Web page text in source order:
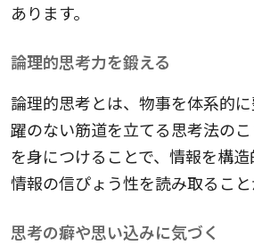
あります。
論理的思考力を鍛える
論理的思考とは、物事を体系的
躍のない筋道を立てる思考法の
を身につけることで、情報を構造
情報の信ぴょう性を読み取ること
思考の癖や思い込みに気づく